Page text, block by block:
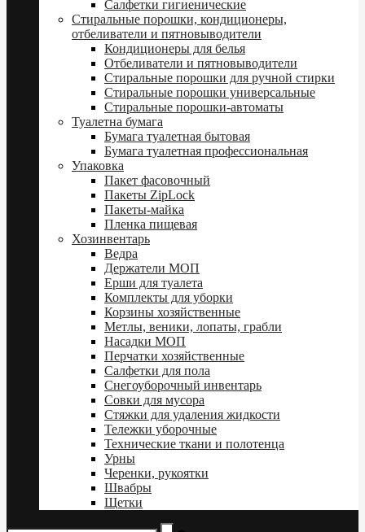
Салфетки гигиенические
Стиральные порошки, кондиционеры,
отбеливатели и пятновыводители
Кондиционеры для белья
Отбеливатели и пятновыводители
Стиральные порошки для ручной стирки
Стиральные порошки универсальные
Стиральные порошки-автоматы
Туалетна бумага
Бумага туалетная бытовая
Бумага туалетная профессиональная
Упаковка
Пакет фасовочный
Пакеты ZipLock
Пакеты-майка
Пленка пищевая
Хозинвентарь
Ведра
Держатели МОП
Ерши для туалета
Комплекты для уборки
Корзины хозяйственные
Метлы, веники, лопаты, грабли
Насадки МОП
Перчатки хозяйственные
Салфетки для пола
Снегоуборочный инвентарь
Совки для мусора
Стяжки для удаления жидкости
Тележки уборочные
Технические ткани и полотенца
Урны
Черенки, рукоятки
Швабры
Щетки